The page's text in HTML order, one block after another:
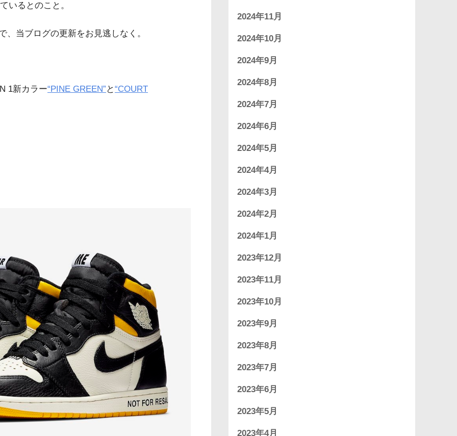
いるとのこと。
当ブログの更新をお見逃しなく。
1新カラー“PINE GREEN” と“COURT
2024年11月
2024年10月
2024年9月
2024年8月
2024年7月
2024年6月
2024年5月
2024年4月
2024年3月
2024年2月
2024年1月
2023年12月
2023年11月
2023年10月
2023年9月
2023年8月
2023年7月
2023年6月
2023年5月
2023年4月